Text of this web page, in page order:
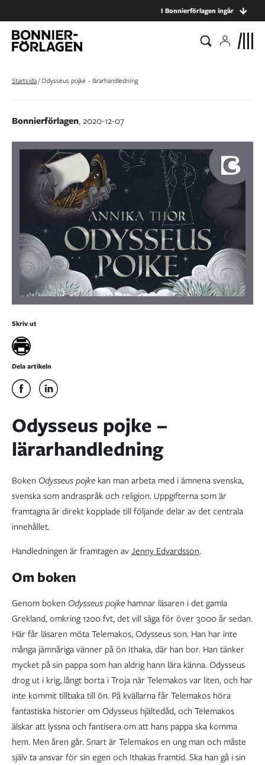
I Bonnierförlagen ingår
Startsida/Odysseus pojke – lärarhandledning
Bonnierförlagen, 2020-12-07
Skriv ut
Dela artikeln
Odysseus pojke –
lärarhandledning
Boken Odysseus pojke kan man arbeta med i ämnena svenska,
svenska som andraspråk och religion. Uppgifterna som är
framtagna är direkt kopplade till följande delar av det centrala
innehållet.
Handledningen är framtagen avJenny Edvardsson.
Om boken
Genom boken Odysseus pojke hamnar läsaren i det gamla
Grekland, omkring 1200 fvt, det vill säga för över 3000 år sedan.
Här får läsaren möta Telemakos, Odysseus son. Han har inte
många jämnåriga vänner på ön Ithaka, där han bor. Han tänker
mycket på sin pappa som han aldrig hann lära känna. Odysseus
drog ut i krig, långt borta i Troja när Telemakos var liten, och har
inte kommit tillbaka till ön. På kvällarna får Telemakos höra
fantastiska historier om Odysseus hjältedåd, och Telemakos
älskar att lyssna och fantisera om att hans pappa ska komma
hem. Men åren går. Snart är Telemakos en ung man och måste
själv ta ansvar för sin egen och Ithakas framtid. Ska han gå i sin